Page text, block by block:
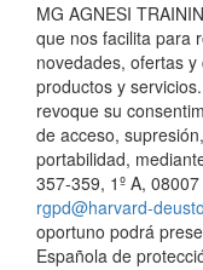
MG AGNESI
que nos facilita para
novedades, ofertas
productos y
revoque su
de acceso,
portabilidad,
357-359, 1º A,
rgpd@harvard-
oportuno podrá
Española de